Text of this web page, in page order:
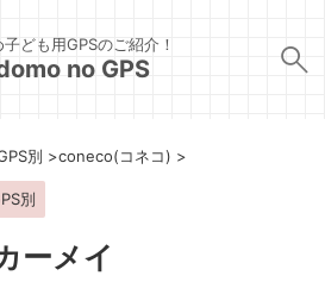
ども用GPSのご紹介！
no GPS
別 >coneco(コネコ) >
別
ーメイ